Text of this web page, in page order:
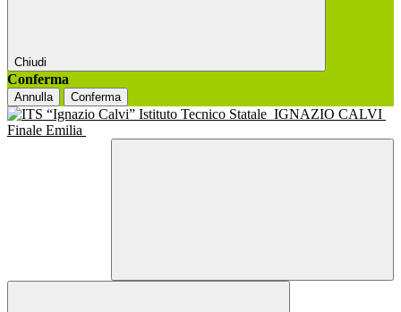
Chiudi
Conferma
Annulla Conferma
Istituto Tecnico Statale IGNAZIO CALVI
Finale Emilia